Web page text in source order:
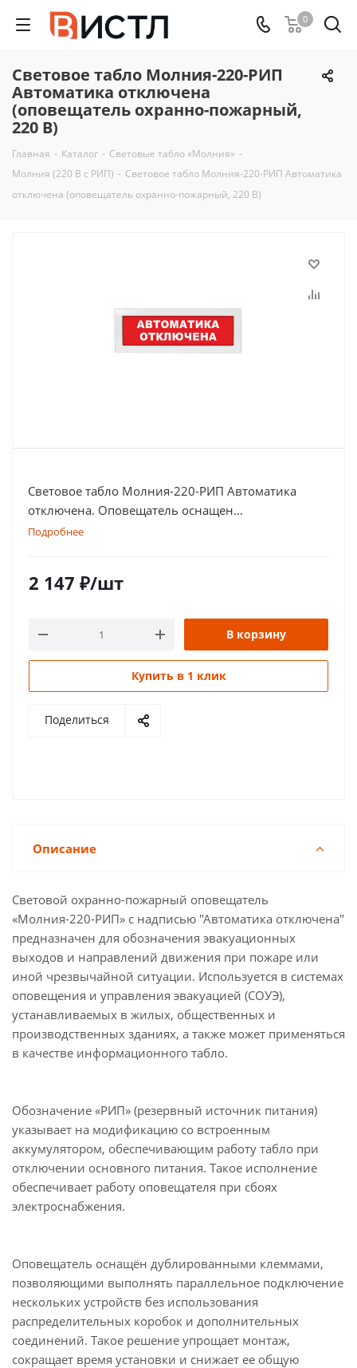
0
Световое табло Молния-220-РИП
Автоматика отключена
(оповещатель охранно-пожарный,
220 В)
Главная - Каталог - Световые табло «Молния» -
Молния (220 В с РИП) - Световое табло Молния-220-РИП Автоматика
отключена (оповещатель охранно-пожарный, 220 В)
Световое табло Молния-220-РИП Автоматика
отключена. Оповещатель оснащен
дублированными клеммами
Подробнее
2 147 ₽/шт
В корзину
Купить в 1 клик
Поделиться
Описание
Световой охранно-пожарный оповещатель
«Молния-220-РИП» с надписью "Автоматика отключена"
предназначен для обозначения эвакуационных
выходов и направлений движения при пожаре или
иной чрезвычайной ситуации. Используется в системах
оповещения и управления эвакуацией (СОУЭ),
устанавливаемых в жилых, общественных и
производственных зданиях, а также может применяться
в качестве информационного табло.
Обозначение «РИП» (резервный источник питания)
указывает на модификацию со встроенным
аккумулятором, обеспечивающим работу табло при
отключении основного питания. Такое исполнение
обеспечивает работу оповещателя при сбоях
электроснабжения.
Оповещатель оснащён дублированными клеммами,
позволяющими выполнять параллельное подключение
нескольких устройств без использования
распределительных коробок и дополнительных
соединений. Такое решение упрощает монтаж,
сокращает время установки и снижает ее общую